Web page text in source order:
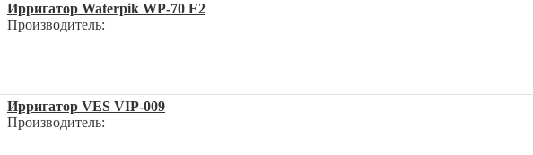
Ирригатор Waterpik WP-70 E2
Производитель:
Ирригатор VES VIP-009
Производитель: